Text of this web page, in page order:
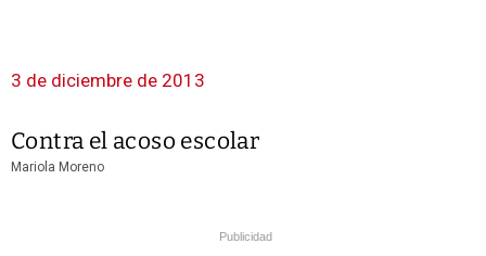
3 de diciembre de 2013
Contra el acoso escolar
Mariola Moreno
Publicidad